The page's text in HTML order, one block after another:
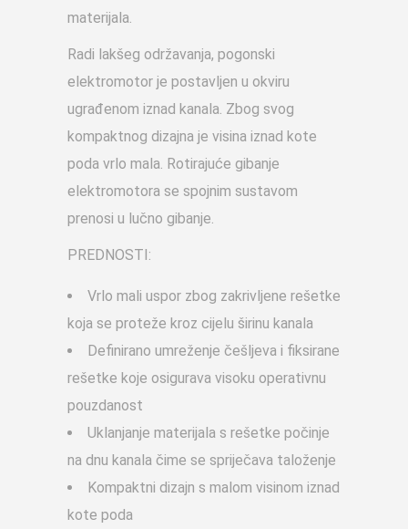
materijala.
Radi lakšeg održavanja, pogonski
elektromotor je postavljen u okviru
ugrađenom iznad kanala. Zbog svog
kompaktnog dizajna je visina iznad kote
poda vrlo mala. Rotirajuće gibanje
elektromotora se spojnim sustavom
prenosi u lučno gibanje.
PREDNOSTI:
Vrlo mali uspor zbog zakrivljene rešetke
koja se proteže kroz cijelu širinu kanala
Definirano umreženje češljeva i fiksirane
rešetke koje osigurava visoku operativnu
pouzdanost
Uklanjanje materijala s rešetke počinje
na dnu kanala čime se spriječava taloženje
Kompaktni dizajn s malom visinom iznad
kote poda